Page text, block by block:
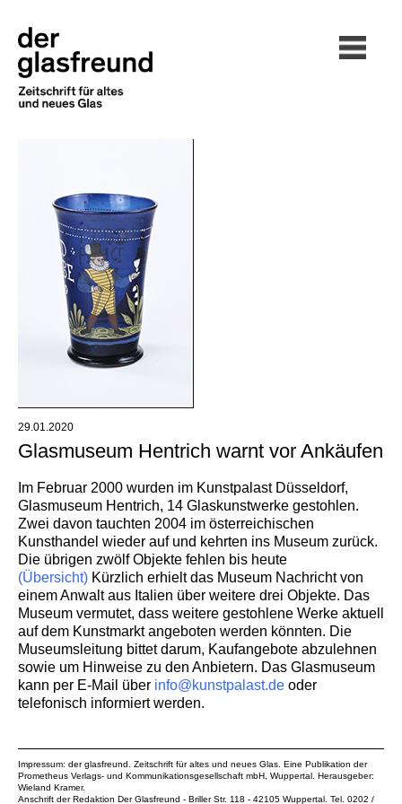
29.01.2020
Glasmuseum Hentrich warnt vor Ankäufen
Im Februar 2000 wurden im Kunstpalast Düsseldorf,
Glasmuseum Hentrich, 14 Glaskunstwerke gestohlen.
Zwei davon tauchten 2004 im österreichischen
Kunsthandel wieder auf und kehrten ins Museum zurück.
Die übrigen zwölf Objekte fehlen bis heute
(Übersicht) Kürzlich erhielt das Museum Nachricht von
einem Anwalt aus Italien über weitere drei Objekte. Das
Museum vermutet, dass weitere gestohlene Werke aktuell
auf dem Kunstmarkt angeboten werden könnten. Die
Museumsleitung bittet darum, Kaufangebote abzulehnen
sowie um Hinweise zu den Anbietern. Das Glasmuseum
kann per E-Mail über info@kunstpalast.de oder
telefonisch informiert werden.
Impressum: der glasfreund. Zeitschrift für altes und neues Glas. Eine Publikation der
Prometheus Verlags- und Kommunikationsgesellschaft mbH , Wuppertal. Herausgeber:
Wieland Kramer.
Anschrift der Redaktion Der Glasfreund - Briller Str. 118 - 42105 Wuppertal. Tel. 0202 /